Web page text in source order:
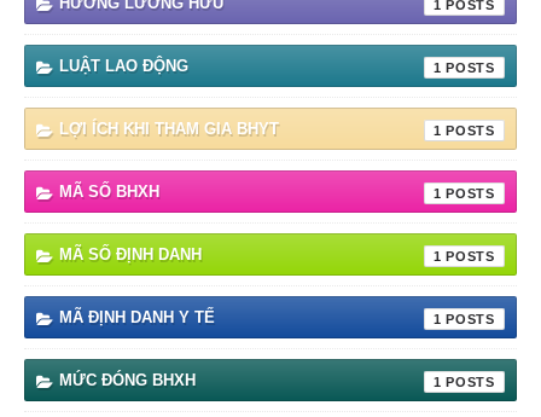
1
LUẬT LAO ĐỘNG 1
LỢI ÍCH KHI THAM GIA BHYT 1
MÃ SỐ BHXH 1
MÃ SỐ ĐỊNH DANH 1
MÃ ĐỊNH DANH Y TẾ 1
MỨC ĐÓNG BHXH 1